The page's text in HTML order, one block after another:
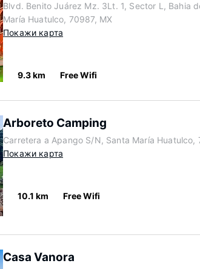
Blvd. Benito Juárez Mz. 3Lt. 1, Sector L, Bahia
María Huatulco, 70987, MX
Покажи карта
9.3 km Free Wifi
Arboreto Camping
Carretera a Apango S/N, Santa María Huatulco,
Покажи карта
10.1 km Free Wifi
Casa Vanora